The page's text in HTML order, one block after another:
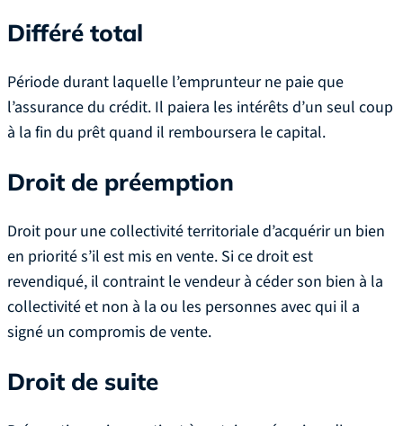
Différé total
Période durant laquelle l’emprunteur ne paie que
l’assurance du crédit. Il paiera les intérêts d’un seul coup
à la fin du prêt quand il remboursera le capital.
Droit de préemption
Droit pour une collectivité territoriale d’acquérir un bien
en priorité s’il est mis en vente. Si ce droit est
revendiqué, il contraint le vendeur à céder son bien à la
collectivité et non à la ou les personnes avec qui il a
signé un compromis de vente.
Droit de suite